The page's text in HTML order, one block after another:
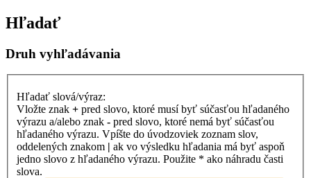
Hľadať
Druh vyhľadávania
Hľadať slová/výraz:
Vložte znak + pred slovo, ktoré musí byť súčasťou hľadaného
výrazu a/alebo znak - pred slovo, ktoré nemá byť súčasťou
hľadaného výrazu. Vpíšte do úvodzoviek zoznam slov,
oddelených znakom | ak vo výsledku hľadania má byť aspoň
jedno slovo z hľadaného výrazu. Použite * ako náhradu časti
slova.